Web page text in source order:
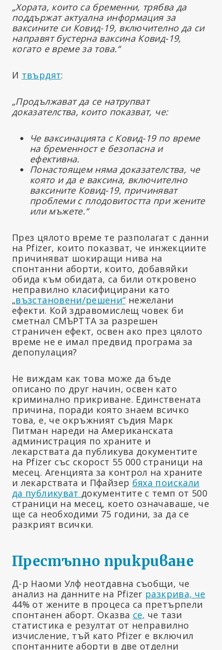
„Хората, които са бременни, трябва да
поддържат актуална информация за
ваксините си Ковид-19, включително да си
направят бустерна ваксина Ковид-19,
когато е време за това.“
И твърдят:
„Продължават да се натрупват
доказателства, които показват, че:
Че ваксинацията с Ковид-19 по време
на бременност е безопасна и
ефективна.
Понастоящем няма доказателства, че
която и да е ваксина, включително
ваксините Ковид-19, причиняват
проблеми с плодовитостта при жените
или мъжете.“
През цялото време те разполагат с данни
на Pfizer, които показват, че инжекциите
причиняват шокиращи нива на
спонтанни аборти, които, добавяйки
обида към обидата, са били откровено
неправилно класифицирани като
„възстановени/решени“ нежелани
ефекти. Кой здравомислещ човек би
сметнал СМЪРТТА за разрешен
страничен ефект, освен ако през цялото
време не е имал предвид програма за
депопулация?
Не виждам как това може да бъде
описано по друг начин, освен като
криминално прикриване. Единствената
причина, поради която знаем всичко
това, е, че окръжният съдия Марк
Питман нареди на Американската
администрация по храните и
лекарствата да публикува документите
на Pfizer със скорост 55 000 страници на
месец. Агенцията за контрол на храните
и лекарствата и Пфайзер бяха поискали
да публикуват документите с темп от 500
страници на месец, което означаваше, че
ще са необходими 75 години, за да се
разкрият всички.
Престъпно прикриване
Д-р Наоми Улф неотдавна съобщи, че
анализ на данните на Pfizer разкрива, че
44% от жените в процеса са претърпели
спонтанен аборт. Оказва се, че тази
статистика е резултат от неправилно
изчисление, тъй като Pfizer е включил
спонтанните аборти в две отделни